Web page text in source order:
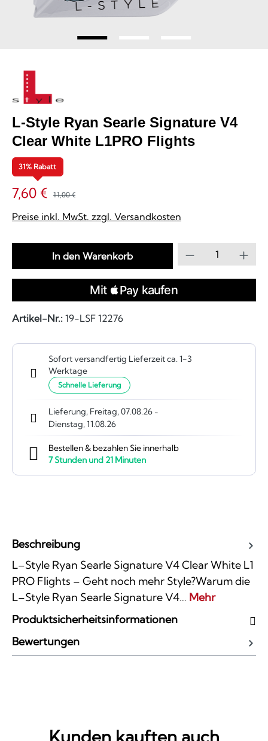
L-Style Ryan Searle Signature V4
Clear White L1PRO Flights
31% Rabatt
7,60 € 11,00 €
Preise inkl. MwSt. zzgl. Versandkosten
Produkt
In den Warenkorb
Artikel-Nr.: 19-LSF 12276
Sofort versandfertig Lieferzeit ca. 1-3
Werktage
Schnelle Lieferung
Lieferung, Freitag, 07.08.26 -
Dienstag, 11.08.26
Bestellen & bezahlen Sie innerhalb
7Stunden und 21 Minuten
Beschreibung
L–Style Ryan Searle Signature V4 Clear White L1
PRO Flights – Geht noch mehr Style?Warum die
L–Style Ryan Searle Signature V4… Mehr
Produktsicherheitsinformationen
Bewertungen
Kunden kauften auch